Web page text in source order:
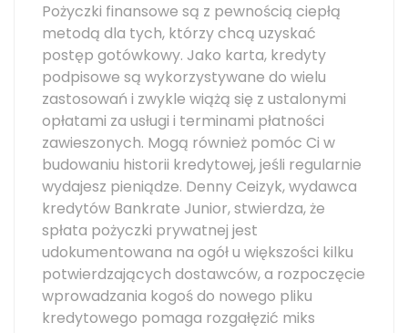
Pożyczki finansowe są z pewnością ciepłą
metodą dla tych, którzy chcą uzyskać
postęp gotówkowy. Jako karta, kredyty
podpisowe są wykorzystywane do wielu
zastosowań i zwykle wiążą się z ustalonymi
opłatami za usługi i terminami płatności
zawieszonych. Mogą również pomóc Ci w
budowaniu historii kredytowej, jeśli regularnie
wydajesz pieniądze. Denny Ceizyk, wydawca
kredytów Bankrate Junior, stwierdza, że ​​
spłata pożyczki prywatnej jest
udokumentowana na ogół u większości kilku
potwierdzających dostawców, a rozpoczęcie
wprowadzania kogoś do nowego pliku
kredytowego pomaga rozgałęzić miks